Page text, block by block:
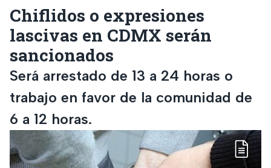
Chiflidos o expresiones
lascivas en CDMX serán
sancionados
Será arrestado de 13 a 24 horas o
trabajo en favor de la comunidad de
6 a 12 horas.